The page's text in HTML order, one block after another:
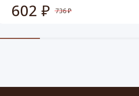
602 ₽ 736 ₽